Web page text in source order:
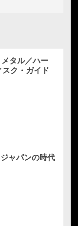
タル／ハー
スク・ガイド
ャパンの時代